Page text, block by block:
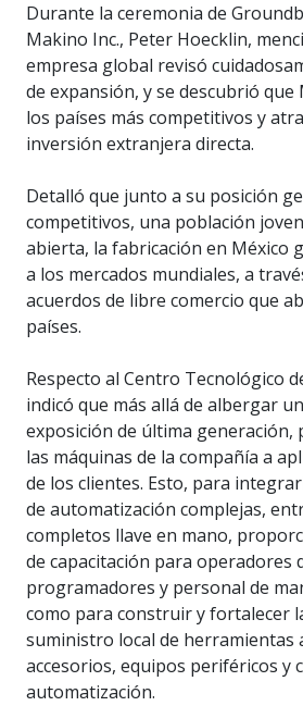
Durante la ceremonia de
Makino Inc., Peter Hoecklin,
empresa global revisó
de expansión, y se descubrió que
los países más competitivos y
inversión extranjera directa.
Detalló que junto a su posición
competitivos, una población
abierta, la fabricación en México
a los mercados mundiales, a
acuerdos de libre comercio que
países.
Respecto al Centro Tecnológico
indicó que más allá de albergar
exposición de última
las máquinas de la compañía a
de los clientes. Esto, para
de automatización complejas,
completos llave en mano,
de capacitación para operadores
programadores y personal de
como para construir y fortalecer
suministro local de herramientas
accesorios, equipos periféricos y
automatización.